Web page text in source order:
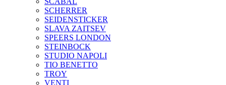
SCHERRER
SEIDENSTICKER
SLAVA ZAITSEV
SPEERS LONDON
STEINBOCK
STUDIO NAPOLI
TIO BENETTO
TROY
VENTI